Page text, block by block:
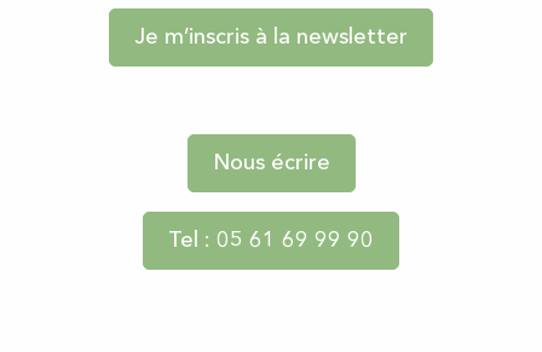
Je m’inscris à la newsletter
Nous écrire
Tel : 05 61 69 99 90